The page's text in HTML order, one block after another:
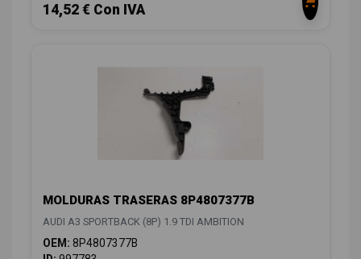
14,52 € Con IVA
MOLDURAS TRASERAS 8P4807377B
AUDI A3 SPORTBACK (8P) 1.9 TDI AMBITION
OEM: 8P4807377B